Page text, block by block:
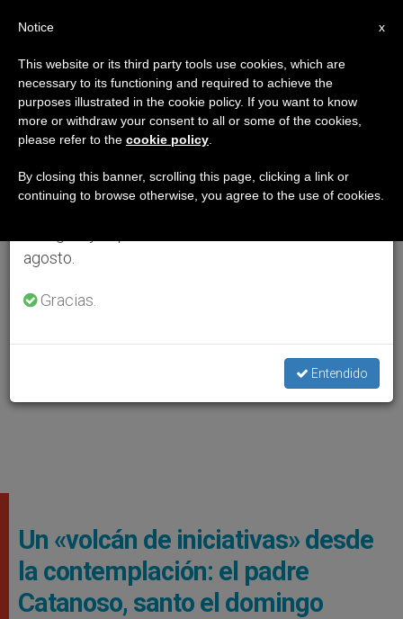
Un «volcán de iniciativas» desde
la contemplación: el padre
Catanoso, santo el domingo
×
Aviso importante
Del 27 de julio al 7 de agosto haremos la pausa
anual, aprovechando que en el periodo de verano
se generan menos informaciones y también el
agosto.
Gracias.
Entendido
x
Notice
This website or its third party tools use cookies, which are
necessary to its functioning and required to achieve the
purposes illustrated in the cookie policy. If you want to know
more or withdraw your consent to all or some of the cookies,
please refer to the cookie policy
By closing this banner, scrolling this page, clicking a link or
continuing to browse otherwise, you agree to the use of cookies.